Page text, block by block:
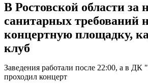
В Ростовской области за
санитарных требований
концертную площадку,
клуб
Заведения работали после 22:00, а в
проходил концерт